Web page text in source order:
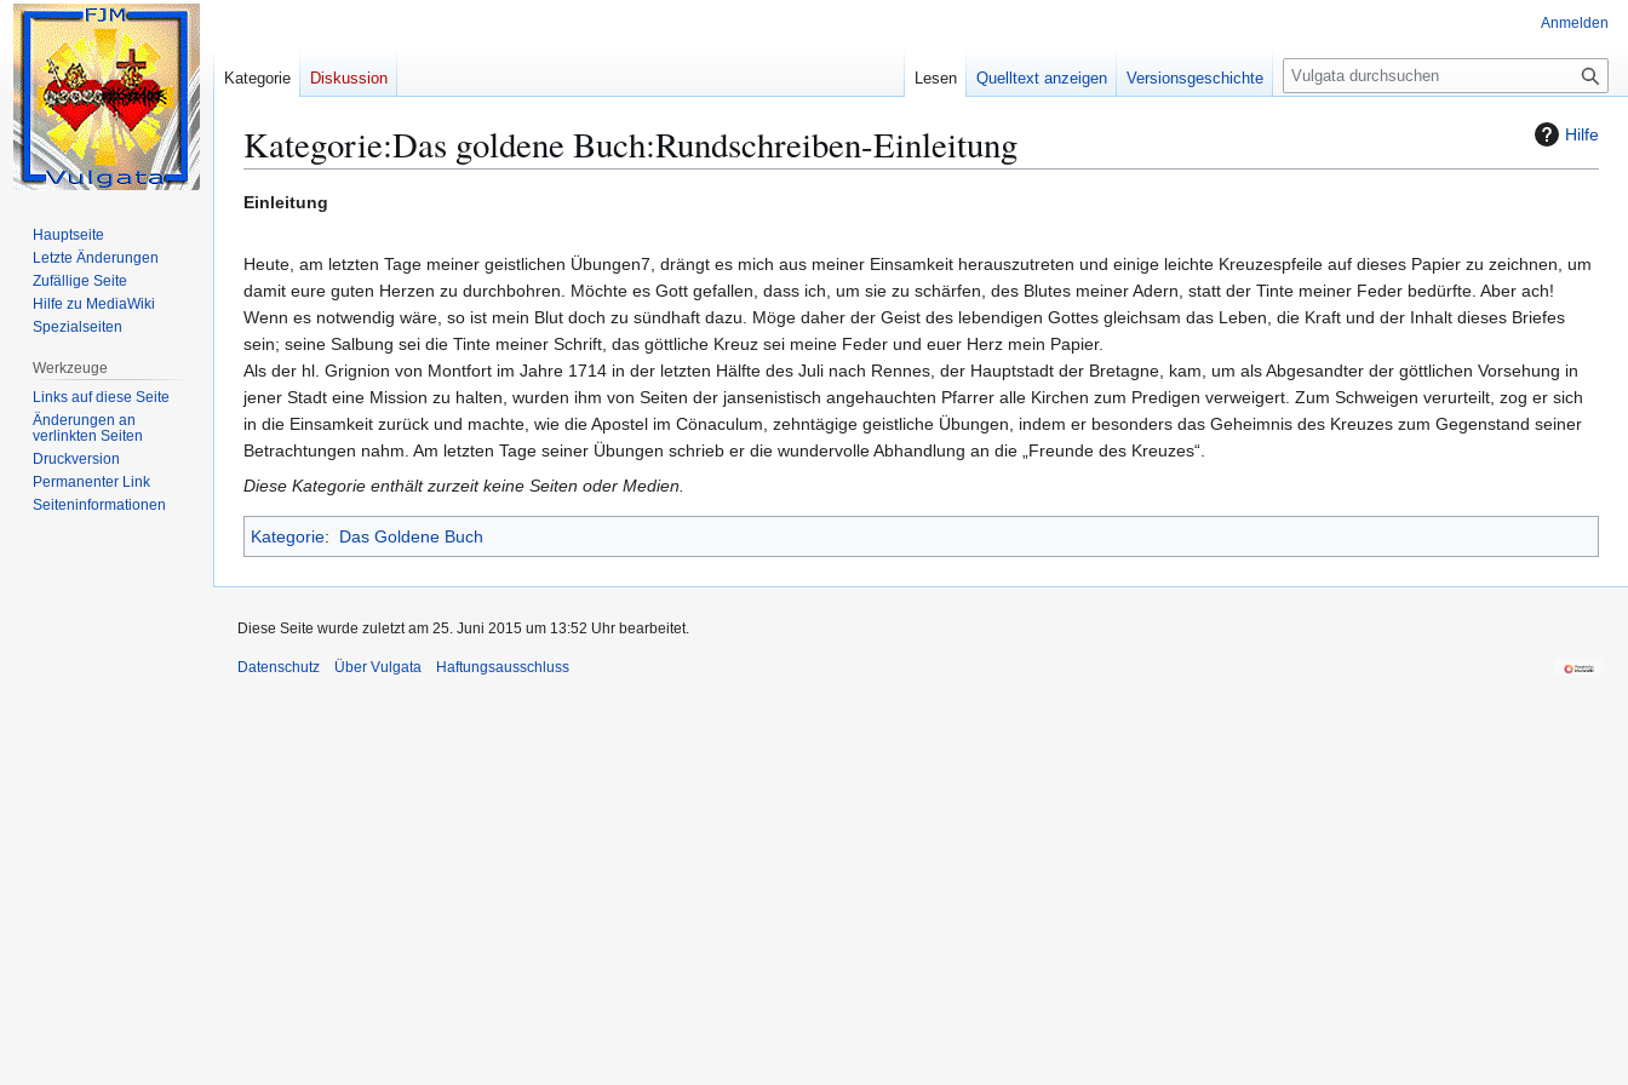
Hilfe
Kategorie:Das goldene Buch:Rundschreiben-Einleitung
Zur
springen
Zur
springen
Einleitung
Heute, am letzten Tage meiner geistlichen Übungen7, drängt es mich aus meiner Einsamkeit herauszutreten und einige leichte Kreuzespfeile auf dieses Papier zu zeichnen, um
damit eure guten Herzen zu durchbohren. Möchte es Gott gefallen, dass ich, um sie zu schärfen, des Blutes meiner Adern, statt der Tinte meiner Feder bedürfte. Aber ach!
Wenn es notwendig wäre, so ist mein Blut doch zu sündhaft dazu. Möge daher der Geist des lebendigen Gottes gleichsam das Leben, die Kraft und der Inhalt dieses Briefes
sein; seine Salbung sei die Tinte meiner Schrift, das göttliche Kreuz sei meine Feder und euer Herz mein Papier.
Als der hl. Grignion von Montfort im Jahre 1714 in der letzten Hälfte des Juli nach Rennes, der Hauptstadt der Bretagne, kam, um als Abgesandter der göttlichen Vorsehung in
jener Stadt eine Mission zu halten, wurden ihm von Seiten der jansenistisch angehauchten Pfarrer alle Kirchen zum Predigen verweigert. Zum Schweigen verurteilt, zog er sich
in die Einsamkeit zurück und machte, wie die Apostel im Cönaculum, zehntägige geistliche Übungen, indem er besonders das Geheimnis des Kreuzes zum Gegenstand seiner
Betrachtungen nahm. Am letzten Tage seiner Übungen schrieb er die wundervolle Abhandlung an die „Freunde des Kreuzes“.
Diese Kategorie enthält zurzeit keine Seiten oder Medien.
Kategorie: Das Goldene Buch
Anmelden
Kategorie Diskussion Lesen Quelltext anzeigen Versionsgeschichte
S
u
e
Hauptseite
Letzte Änderungen
Zufällige Seite
Hilfe zu MediaWiki
Spezialseiten
Werkzeuge
Links auf diese Seite
Änderungen an
verlinkten Seiten
Druckversion
Permanenter Link
Seiten­­informationen
Diese Seite wurde zuletzt am 25. Juni 2015 um 13:52 Uhr bearbeitet.
Datenschutz Über Vulgata Haftungsausschluss